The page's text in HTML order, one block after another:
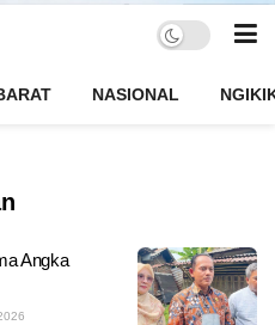
NASIONAL
Angka